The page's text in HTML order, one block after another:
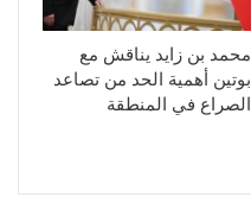
محمد بن زايد يناقش مع
بوتين أهمية الحد من تصاعد
الصراع في المنطقة